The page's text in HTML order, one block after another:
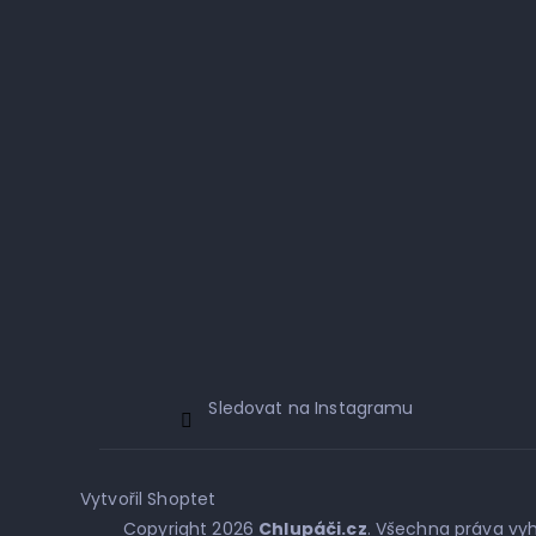
Sledovat na Instagramu
Vytvořil Shoptet
Copyright 2026 Chlupáči.cz. Všechna práva